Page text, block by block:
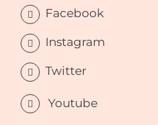
Facebook
Instagram
Twitter
Youtube